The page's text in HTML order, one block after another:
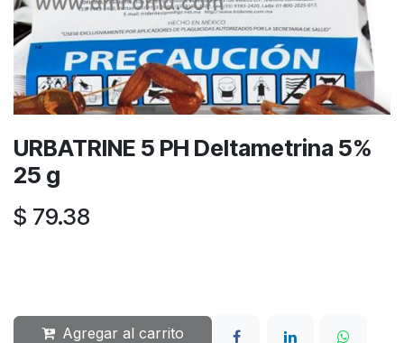
URBATRINE 5 PH Deltametrina 5%
25 g
$ 79.38
Agregar al carrito